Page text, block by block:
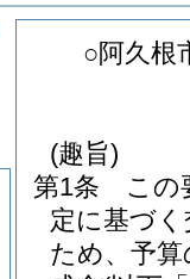
○阿久根
(趣旨)
第1条
この
定に基づ
ため、予